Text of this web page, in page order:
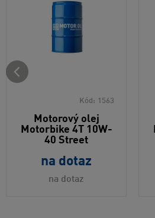
Kód: 1563
Motorový olej
Motorbike 4T 10W-
40 Street
na dotaz
na dotaz